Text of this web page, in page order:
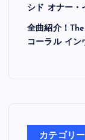
シド オナー・
全曲紹介！
コーラル イン
カテゴリー